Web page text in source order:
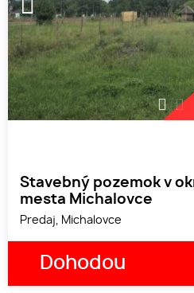
1
Stavebný pozemok v
mesta Michalovce
Predaj, Michalovce
Dohodou